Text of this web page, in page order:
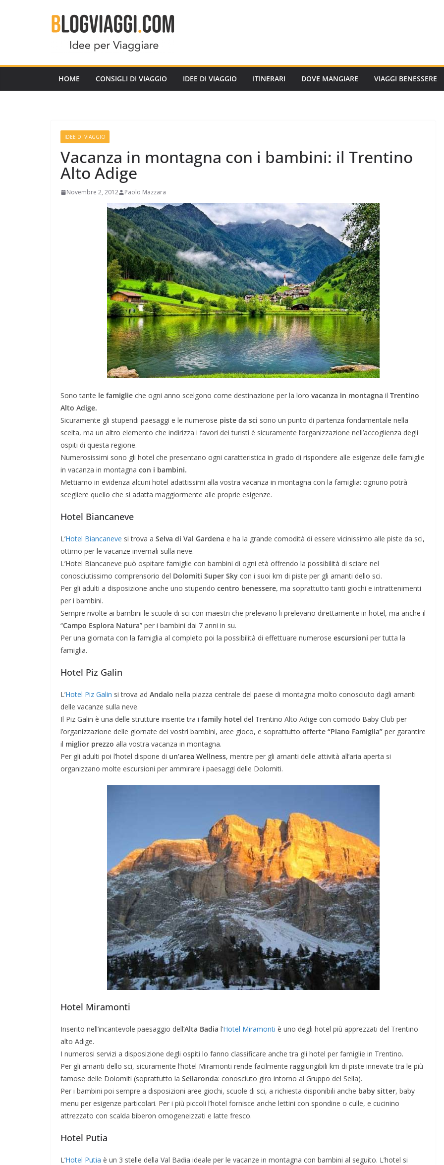
HOME CONSIGLI DI VIAGGIO IDEE DI VIAGGIO ITINERARI DOVE MANGIARE VIAGGI BENESSERE
IDEE DI VIAGGIO
Vacanza in montagna con i bambini: il Trentino
Alto Adige
Novembre 2, 2012 Paolo Mazzara
Sono tante le famiglie che ogni anno scelgono come destinazione per la loro vacanza in montagna il Trentino
Alto Adige.
Sicuramente gli stupendi paesaggi e le numerose piste da sci sono un punto di partenza fondamentale nella
scelta, ma un altro elemento che indirizza i favori dei turisti è sicuramente l’organizzazione nell’accoglienza degli
ospiti di questa regione.
Numerosissimi sono gli hotel che presentano ogni caratteristica in grado di rispondere alle esigenze delle famiglie
in vacanza in montagna con i bambini.
Mettiamo in evidenza alcuni hotel adattissimi alla vostra vacanza in montagna con la famiglia: ognuno potrà
scegliere quello che si adatta maggiormente alle proprie esigenze.
Hotel Biancaneve
L’Hotel Biancaneve si trova a Selva di Val Gardena e ha la grande comodità di essere vicinissimo alle piste da sci,
ottimo per le vacanze invernali sulla neve.
L’Hotel Biancaneve può ospitare famiglie con bambini di ogni età offrendo la possibilità di sciare nel
conosciutissimo comprensorio del Dolomiti Super Sky con i suoi km di piste per gli amanti dello sci.
Per gli adulti a disposizione anche uno stupendo centro benessere, ma soprattutto tanti giochi e intrattenimenti
per i bambini.
Sempre rivolte ai bambini le scuole di sci con maestri che prelevano li prelevano direttamente in hotel, ma anche il
“Campo Esplora Natura” per i bambini dai 7 anni in su.
Per una giornata con la famiglia al completo poi la possibilità di effettuare numerose escursioni per tutta la
famiglia.
Hotel Piz Galin
L’Hotel Piz Galin si trova ad Andalo nella piazza centrale del paese di montagna molto conosciuto dagli amanti
delle vacanze sulla neve.
Il Piz Galin è una delle strutture inserite tra i family hotel del Trentino Alto Adige con comodo Baby Club per
l’organizzazione delle giornate dei vostri bambini, aree gioco, e soprattutto offerte “Piano Famiglia” per garantire
il miglior prezzo alla vostra vacanza in montagna.
Per gli adulti poi l’hotel dispone di un’area Wellness, mentre per gli amanti delle attività all’aria aperta si
organizzano molte escursioni per ammirare i paesaggi delle Dolomiti.
Hotel Miramonti
Inserito nell’incantevole paesaggio dell’Alta Badia l’Hotel Miramonti è uno degli hotel più apprezzati del Trentino
alto Adige.
I numerosi servizi a disposizione degli ospiti lo fanno classificare anche tra gli hotel per famiglie in Trentino.
Per gli amanti dello sci, sicuramente l’hotel Miramonti rende facilmente raggiungibili km di piste innevate tra le più
famose delle Dolomiti (soprattutto la Sellaronda: conosciuto giro intorno al Gruppo del Sella).
Per i bambini poi sempre a disposizioni aree giochi, scuole di sci, a richiesta disponibili anche baby sitter, baby
menu per esigenze particolari. Per i più piccoli l’hotel fornisce anche lettini con spondine o culle, e cucinino
attrezzato con scalda biberon omogeneizzati e latte fresco.
Hotel Putia
L’Hotel Putia è un 3 stelle della Val Badia ideale per le vacanze in montagna con bambini al seguito. L’hotel si
I Migliori Ristoranti di
Amsterdam: dai Piatti
Tipici alle Fusioni
Redazione BlogViaggi.com
DOVE MANGIARE
Londra 2026: Dove
Marzo 18, 2026